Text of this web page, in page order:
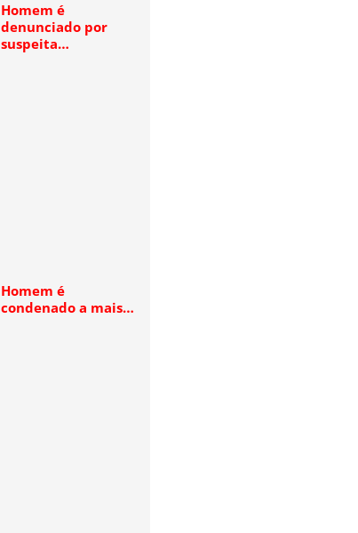
Homem é
denunciado por
suspeita…
Homem é
condenado a mais…